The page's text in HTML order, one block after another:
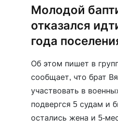
Молодой
отказался
года
Об этом пишет в
сообщает, что брат
участвовать в
подвергся 5 судам и
остались жена и 5-